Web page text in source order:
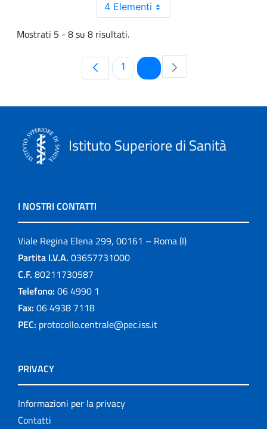
4 Elementi
Mostrati 5 - 8 su 8 risultati.
Pagina
1 Pagina
Istituto Superiore di Sanità
I NOSTRI CONTATTI
Viale Regina Elena 299, 00161 – Roma (I)
Partita I.V.A. 03657731000
C.F. 80211730587
Telefono: 06 4990 1
Fax: 06 4938 7118
PEC: protocollo.centrale@pec.iss.it
PRIVACY
Informazioni per la privacy
Contatti